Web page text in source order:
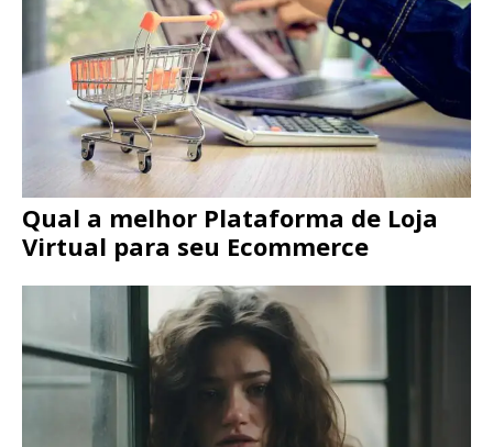
Qual a melhor Plataforma de Loja
Virtual para seu Ecommerce